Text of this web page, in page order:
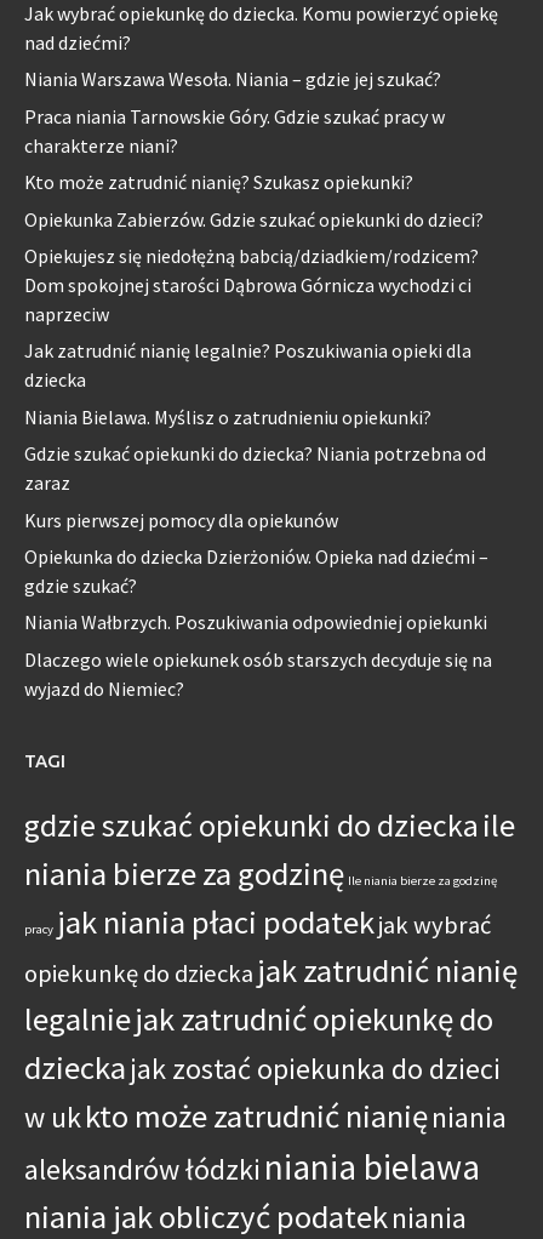
Jak wybrać opiekunkę do dziecka. Komu powierzyć opiekę
nad dziećmi?
Niania Warszawa Wesoła. Niania – gdzie jej szukać?
Praca niania Tarnowskie Góry. Gdzie szukać pracy w
charakterze niani?
Kto może zatrudnić nianię? Szukasz opiekunki?
Opiekunka Zabierzów. Gdzie szukać opiekunki do dzieci?
Opiekujesz się niedołężną babcią/dziadkiem/rodzicem?
Dom spokojnej starości Dąbrowa Górnicza wychodzi ci
naprzeciw
Jak zatrudnić nianię legalnie? Poszukiwania opieki dla
dziecka
Niania Bielawa. Myślisz o zatrudnieniu opiekunki?
Gdzie szukać opiekunki do dziecka? Niania potrzebna od
zaraz
Kurs pierwszej pomocy dla opiekunów
Opiekunka do dziecka Dzierżoniów. Opieka nad dziećmi –
gdzie szukać?
Niania Wałbrzych. Poszukiwania odpowiedniej opiekunki
Dlaczego wiele opiekunek osób starszych decyduje się na
wyjazd do Niemiec?
TAGI
gdzie szukać opiekunki do dziecka ile
niania bierze za godzinę Ile niania bierze za godzinę
pracy jak niania płaci podatekjak wybrać
opiekunkę do dziecka jak zatrudnić nianię
legalniejak zatrudnić opiekunkę do
dzieckajak zostać opiekunka do dzieci
w ukkto może zatrudnić nianięniania
aleksandrów łódzki niania bielawa
niania jak obliczyć podatekniania